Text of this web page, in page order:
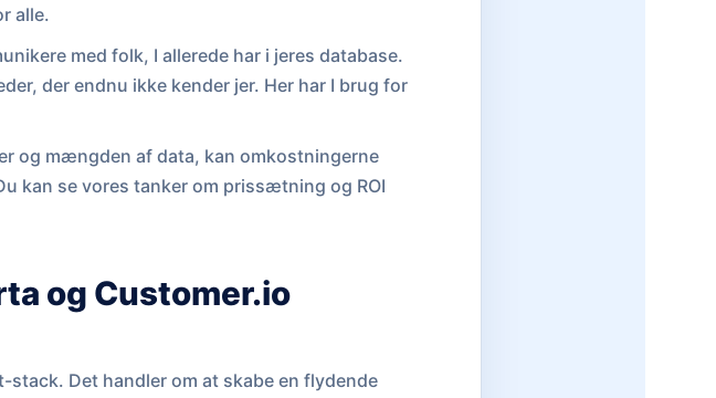
alle.
med folk, I allerede har i jeres database.
der endnu ikke kender jer. Her har I brug for
og mængden af data, kan omkostningerne
kan se vores tanker om prissætning og ROI
og Customer.io
Det handler om at skabe en flydende